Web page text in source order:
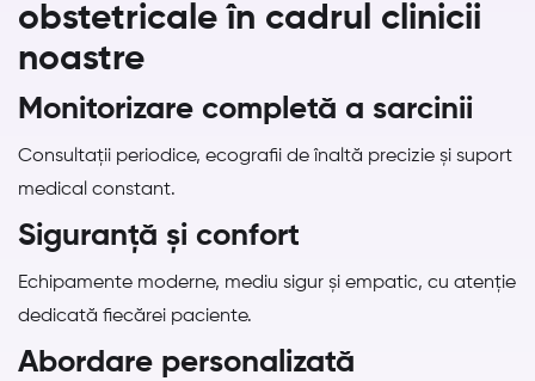
obstetricale în cadrul clinicii
noastre
Monitorizare completă a sarcinii
Consultații periodice, ecografii de înaltă precizie și suport
medical constant.
Siguranță și confort
Echipamente moderne, mediu sigur și empatic, cu atenție
dedicată fiecărei paciente.
Abordare personalizată